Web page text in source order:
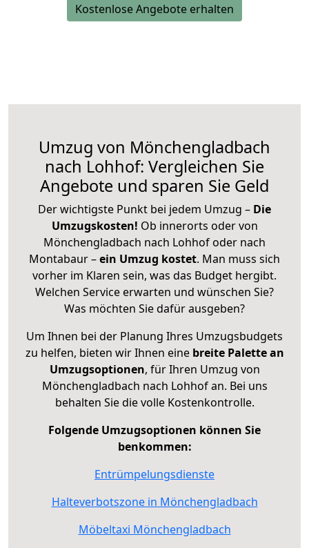
Kostenlose Angebote erhalten
Umzug von Mönchengladbach
nach Lohhof: Vergleichen Sie
Angebote und sparen Sie Geld
Der wichtigste Punkt bei jedem Umzug – Die
Umzugskosten! Ob innerorts oder von
Mönchengladbach nach Lohhof oder nach
Montabaur –ein Umzug kostet. Man muss sich
vorher im Klaren sein, was das Budget hergibt.
Welchen Service erwarten und wünschen Sie?
Was möchten Sie dafür ausgeben?
Um Ihnen bei der Planung Ihres Umzugsbudgets
zu helfen, bieten wir Ihnen eine breite Palette an
Umzugsoptionen, für Ihren Umzug von
Mönchengladbach nach Lohhof an. Bei uns
behalten Sie die volle Kostenkontrolle.
Folgende Umzugsoptionen können Sie
benkommen:
Entrümpelungsdienste
Halteverbotszone in Mönchengladbach
Möbeltaxi Mönchengladbach